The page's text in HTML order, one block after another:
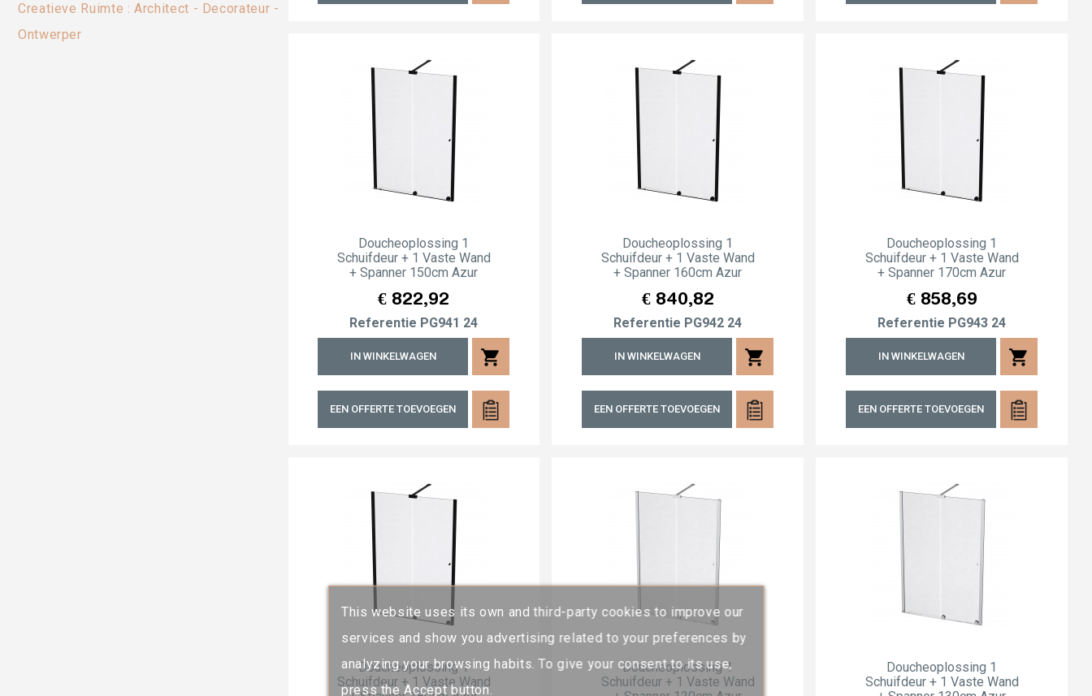
This website uses its own and third-party cookies to improve our
services and show you advertising related to your preferences by
analyzing your browsing habits. To give your consent to its use,
press the Accept button.
Creatieve Ruimte : Architect - Decorateur -
Ontwerper
Doucheoplossing 1
Schuifdeur + 1 Vaste Wand
+ Spanner 150cm Azur
Prijs
€ 822,92
Referentie PG941 24
IN WINKELWAGEN shopping_cart
EEN OFFERTE TOEVOEGEN
Doucheoplossing 1
Schuifdeur + 1 Vaste Wand
+ Spanner 160cm Azur
Prijs
€ 840,82
Referentie PG942 24
IN WINKELWAGEN shopping_cart
EEN OFFERTE TOEVOEGEN
Doucheoplossing 1
Schuifdeur + 1 Vaste Wand
+ Spanner 170cm Azur
Prijs
€ 858,69
Referentie PG943 24
IN WINKELWAGEN shopping_cart
EEN OFFERTE TOEVOEGEN
Doucheoplossing 1
Schuifdeur + 1 Vaste Wand
Doucheoplossing 1
Schuifdeur + 1 Vaste Wand
Doucheoplossing 1
Schuifdeur + 1 Vaste Wand